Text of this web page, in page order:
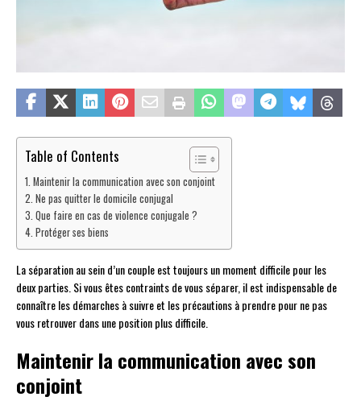
Table of Contents
Maintenir la communication avec son conjoint
Ne pas quitter le domicile conjugal
Que faire en cas de violence conjugale ?
Protéger ses biens
La séparation au sein d’un couple est toujours un moment difficile pour les
deux parties. Si vous êtes contraints de vous séparer, il est indispensable de
connaître les démarches à suivre et les précautions à prendre pour ne pas
vous retrouver dans une position plus difficile.
Maintenir la communication avec son
conjoint